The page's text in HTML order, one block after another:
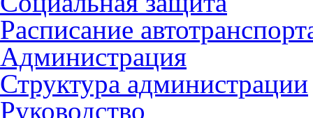
Расписание
Администрация
Структура администрации
Руководство